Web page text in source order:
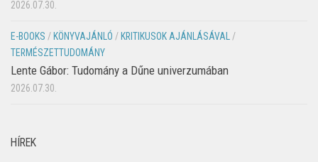
2026.07.30.
E-BOOKS / KÖNYVAJÁNLÓ / KRITIKUSOK AJÁNLÁSÁVAL/
TERMÉSZETTUDOMÁNY
Lente Gábor: Tudomány a Dűne univerzumában
2026.07.30.
HÍREK